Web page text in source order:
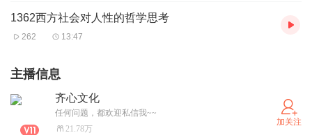
1362西方社会对人性的哲学思考
262 13:47
主播信息
齐心文化
任何问题，都欢迎私信我~~
21.78万
加关注